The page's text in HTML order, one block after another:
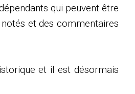
qui peuvent être
et des commentaires
et il est désormais